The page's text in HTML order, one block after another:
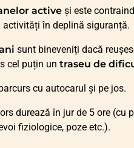
active și este
în deplină siguranță.
sunt bineveniți dacă
cel puțin un traseu de
cu autocarul și pe jos.
durează în jur de 5 ore (cu
fiziologice, poze etc.).